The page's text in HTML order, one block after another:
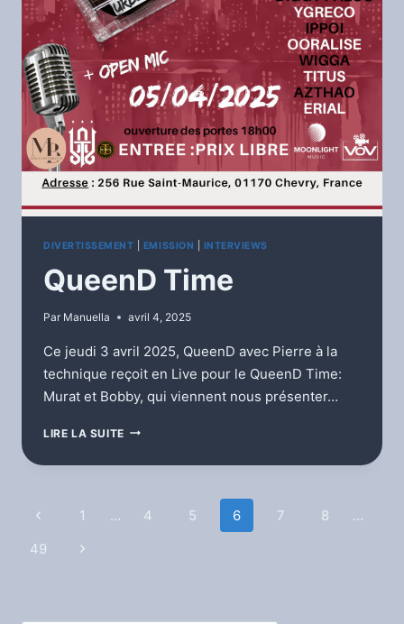
DIVERTISSEMENT EMISSION INTERVIEWS
QueenD Time
Par Manuella avril 4, 2025
Ce jeudi 3 avril 2025, QueenD avec Pierre à la
technique reçoit en Live pour le QueenD Time:
Murat et Bobby, qui viennent nous présenter…
LIRE LA SUITE QUEEND
Navigation
de
Page
précédente
1 … 4 5 6 7 8
…
49
Page